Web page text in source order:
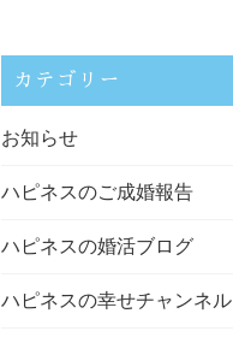
カテゴリー
お知らせ
ハピネスのご成婚報告
ハピネスの婚活ブログ
ハピネスの幸せチャンネル